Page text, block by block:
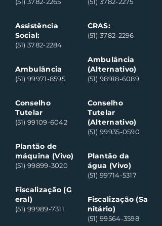
Assistência
Social:
(51) 3782-2284
Ambulância
(51) 99971-8595
Conselho
Tutelar
(51) 99109-6042
Plantão de
máquina (Vivo)
(51) 99899-3020
Fiscalização (G
eral)
(51) 99989-7311
CRAS:
(51) 3782-2296
Ambulância
(Alternativo)
(51) 98918-6089
Conselho
Tutelar
(Alternativo)
(51) 99935-0590
Plantão da
água (Vivo)
(51) 99714-5317
Fiscalização (Sa
nitário)
(51) 99564-3598